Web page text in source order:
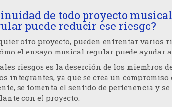
de todo proyecto
puede reducir ese riesgo?
otro proyecto, pueden enfrentar varios
el ensayo musical regular puede ayudar
riesgos es la deserción de los miembros
integrantes, ya que se crea un
se fomenta el sentido de pertenencia y se
con el proyecto.